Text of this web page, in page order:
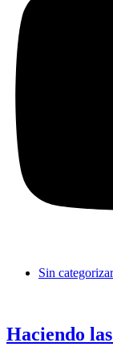
Sin categorizar
Haciendo